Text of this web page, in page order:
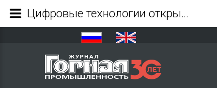
Цифровые технологии открывают предприятиям новые возможности и способствуют прогрессу - Журнал Горная промышленность